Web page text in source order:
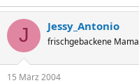
J Jessy_Antonio
frischgebackene Mama
15 März 2004